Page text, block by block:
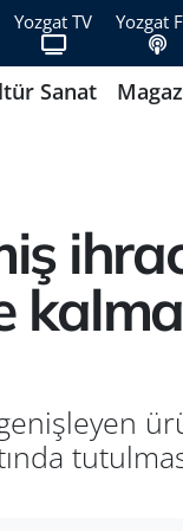
Yozgat TV Yozgat
Sanat